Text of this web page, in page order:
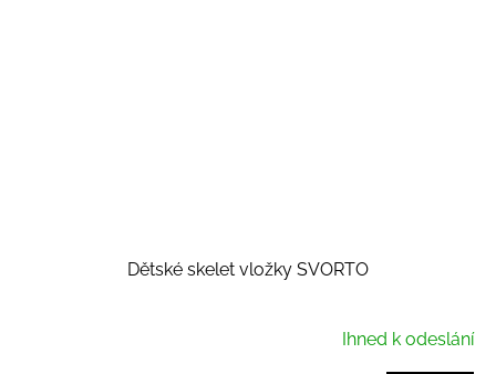
Dětské skelet vložky SVORTO
Ihned k odeslání